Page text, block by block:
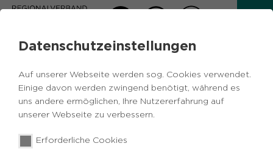
Datenschutzeinstellungen
Auf unserer Webseite werden sog. Cookies verwendet.
Einige davon werden zwingend benötigt, während es
uns andere ermöglichen, Ihre Nutzererfahrung auf
unserer Webseite zu verbessern.
Erforderliche Cookies
REGIONALSTATISTIK
Zurück